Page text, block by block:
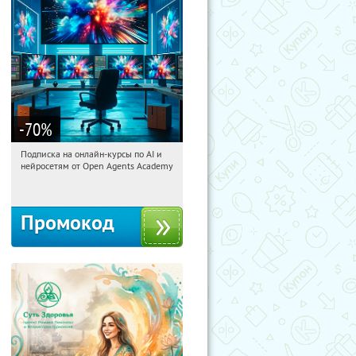
-70%
14:55:13 Получили:
Подписка на онлайн-курсы по AI и
нейросетям от Open Agents Academy
Промокод